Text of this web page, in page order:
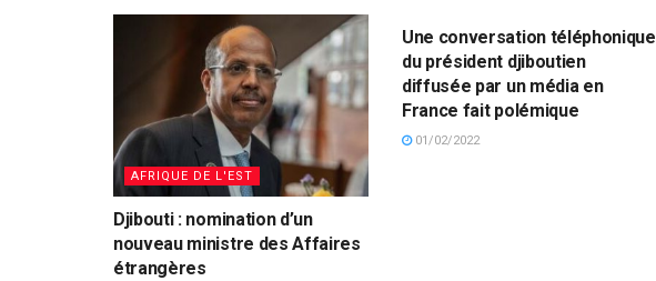
AFRIQUE DE L'EST
Djibouti : nomination d’un
nouveau ministre des Affaires
étrangères
Une conversation téléphonique
du président djiboutien
diffusée par un média en
France fait polémique
01/02/2022